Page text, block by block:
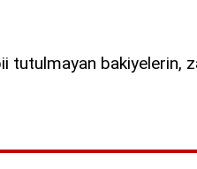
tutulmayan bakiyelerin,